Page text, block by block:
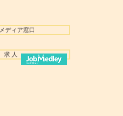
ディア窓口
求 人